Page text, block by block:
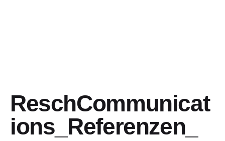
ReschCommunicat
ions_Referenzen_